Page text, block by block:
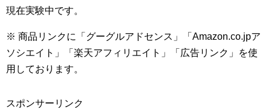
現在実験中です。
※ 商品リンクに「グーグルアドセンス」「Amazon.co.jpア
ソシエイト」「楽天アフィリエイト」「広告リンク」を使
用しております。
スポンサーリンク